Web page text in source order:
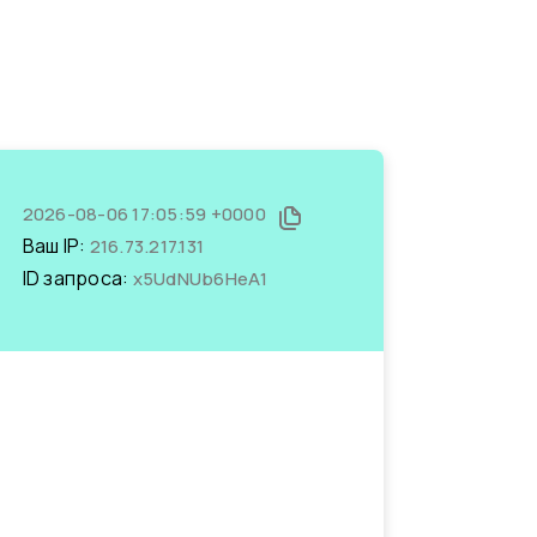
2026-08-06 17:05:59 +0000
Ваш IP: 216.73.217.131
ID запроса: x5UdNUb6HeA1